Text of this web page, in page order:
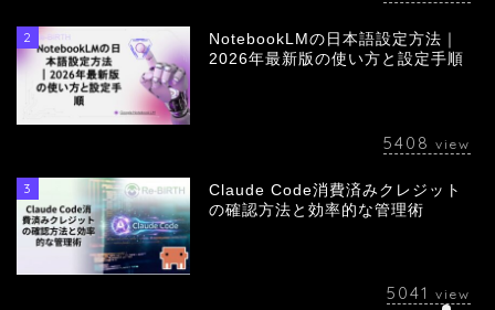
2
NotebookLMの日本語設定方法｜
2026年最新版の使い方と設定手順
5408 view
3
Claude Code消費済みクレジット
の確認方法と効率的な管理術
5041 view
会社概要
採用情報